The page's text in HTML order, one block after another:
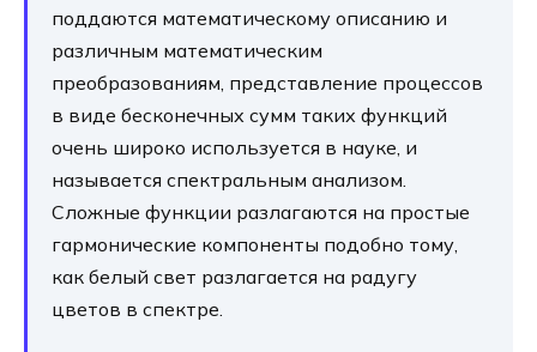
поддаются математическому описанию и
различным математическим
преобразованиям, представление процессов
в виде бесконечных сумм таких функций
очень широко используется в науке, и
называется спектральным анализом.
Сложные функции разлагаются на простые
гармонические компоненты подобно тому,
как белый свет разлагается на радугу
цветов в спектре.